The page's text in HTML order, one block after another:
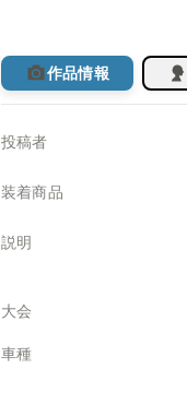
作品情報
投稿者
装着商品
説明
大会
車種